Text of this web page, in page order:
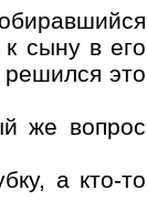
сыну в его
это
же вопрос
а кто-то